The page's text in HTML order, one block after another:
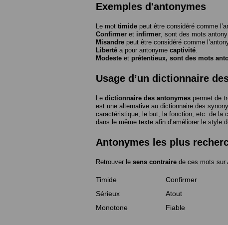
Exemples d'antonymes
Le mot timide peut être considéré comme
Confirmer et infirmer , sont des mots
Misandre peut être considéré comme
Liberté a pour antonyme captivité
Modeste et prétentieux, sont des mots
Usage d’un dictionnaire
Le dictionnaire des antonymes permet de
est une alternative au dictionnaire des
caractéristique, le but, la fonction, etc. de la
dans le même texte afin d’améliorer le style
Antonymes les plus
Retrouver le sens contraire de ces mots sur
Timide Confirmer
Sérieux
Atout
Monotone
Fiable